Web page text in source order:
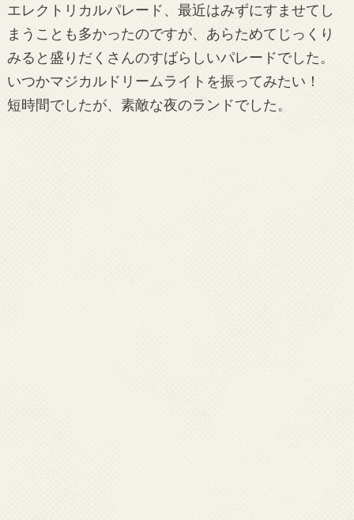
エレクトリカルパレード、最近はみずにすませてし
まうことも多かったのですが、あらためてじっくり
みると盛りだくさんのすばらしいパレードでした。
いつかマジカルドリームライトを振ってみたい！
短時間でしたが、素敵な夜のランドでした。